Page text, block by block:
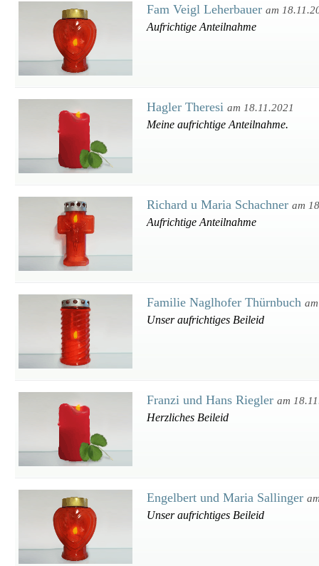
Fam Veigl Leherbauer am
Aufrichtige Anteilnahme
Hagler Theresi am 18.11.2021
Meine aufrichtige Anteilnahme.
Richard u Maria Schachner am
Aufrichtige Anteilnahme
Familie Naglhofer Thürnbuch
Unser aufrichtiges Beileid
Franzi und Hans Riegler am
Herzliches Beileid
Engelbert und Maria Sallinger
Unser aufrichtiges Beileid